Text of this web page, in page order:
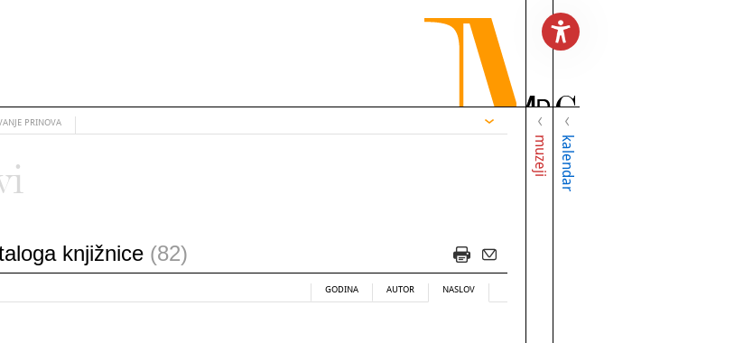
muzeji kalendar
PRINOVA
knjižnice (82)
GODINA AUTOR NASLOV